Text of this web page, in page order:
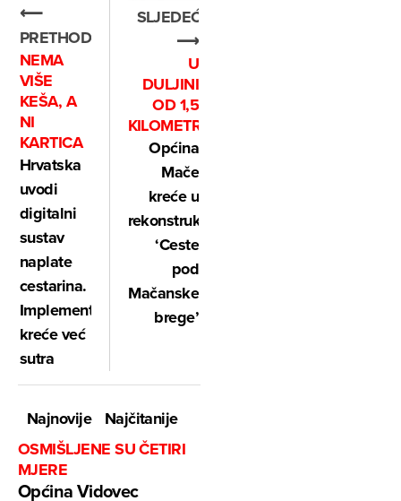
⟵
PRETHODNO
NEMA
VIŠE
KEŠA, A
NI
KARTICA
Hrvatska
uvodi
digitalni
sustav
naplate
cestarina.
Implementacija
kreće već
sutra
SLJEDEĆE
⟶
U
DULJINI
OD 1,5
KILOMETRA
Općina
Mače
kreće u
rekonstrukciju
‘Ceste
pod
Mačanske
brege’
Najnovije
Najčitanije
OSMIŠLJENE SU ČETIRI
MJERE
Općina Vidovec